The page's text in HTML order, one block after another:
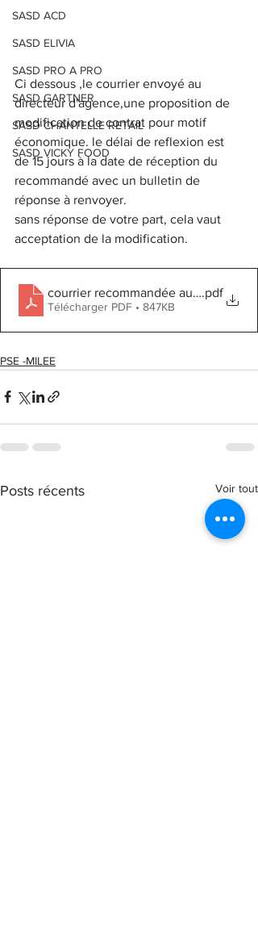
SASD ACD
SASD ELIVIA
SASD PRO A PRO
SASD GARTNER
SASD CHANTELLE RETAIL
SASD VICKY FOOD
Ci dessous ,le courrier envoyé au
directeur d'agence,une proposition de
modification de contrat pour motif
économique. le délai de reflexion est
de 15 jours à la date de réception du
recommandé avec un bulletin de
réponse à renvoyer.
sans réponse de votre part, cela vaut
acceptation de la modification.
courrier recommandée au DA.pdf
Télécharger PDF • 847KB
PSE -MILEE
Posts récents Voir tout